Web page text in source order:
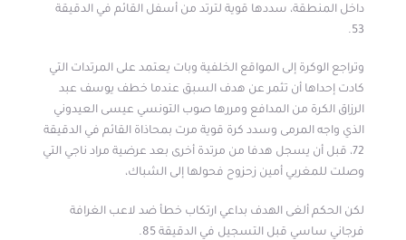
داخل المنطقة، سددها قوية لترتد من أسفل القائم في الدقيقة
53.
وتراجع الوكرة إلى المواقع الخلفية وبات يعتمد على المرتدات التي
كادت إحداها أن تثمر عن هدف السبق عندما خطف يوسف عبد
الرزاق الكرة من المدافع ومررها صوب التونسي عيسى العيدوني
الذي واجه المرمى وسدد كرة قوية مرت بمحاذاة القائم في الدقيقة
72، قبل أن يسجل هدفا من مرتدة أخرى بعد عرضية مراد ناجي التي
وصلت للمغربي أمين زحزوح فحولها إلى الشباك،
لكن الحكم ألغى الهدف بداعي ارتكاب خطأ ضد لاعب الغرافة
فرجاني ساسي قبل التسجيل في الدقيقة 85.